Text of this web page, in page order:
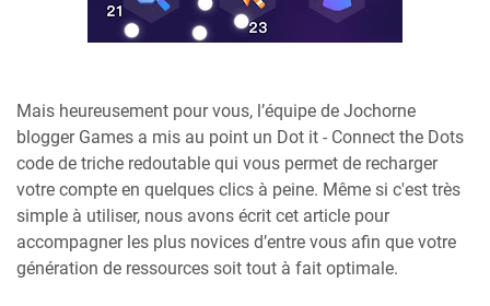
Mais heureusement pour vous, l’équipe de Jochorne
blogger Games a mis au point un Dot it - Connect the Dots
code de triche redoutable qui vous permet de recharger
votre compte en quelques clics à peine. Même si c'est très
simple à utiliser, nous avons écrit cet article pour
accompagner les plus novices d’entre vous afin que votre
génération de ressources soit tout à fait optimale.